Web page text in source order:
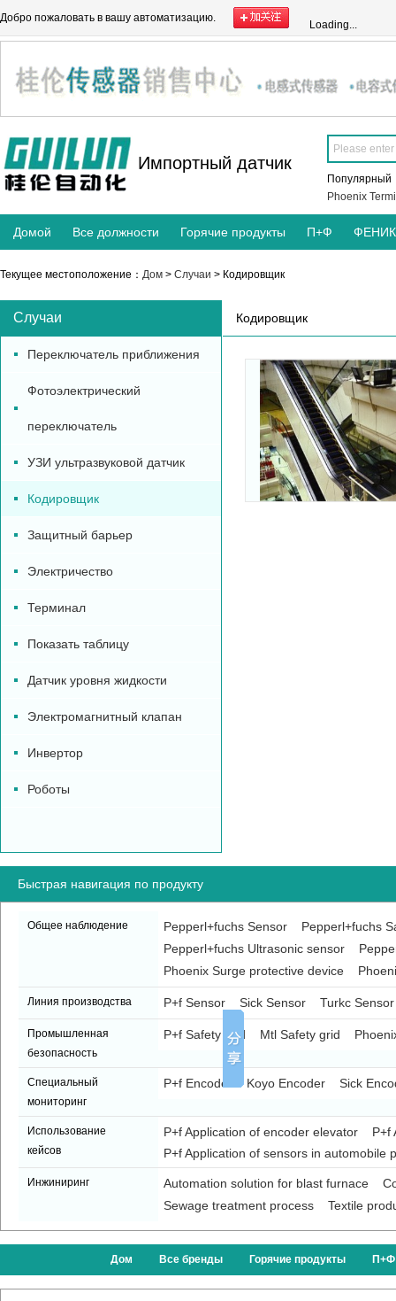
Добро пожаловать в вашу автоматизацию.
Loading...
Импортный датчик
Популярный
Phoenix
Домой Все должности Горячие продукты П+Ф
Текущее местоположение： Дом > Случаи > Кодировщик
Случаи
Переключатель приближения
Фотоэлектрический
переключатель
УЗИ ультразвуковой датчик
Кодировщик
Защитный барьер
Электричество
Терминал
Показать таблицу
Датчик уровня жидкости
Электромагнитный клапан
Инвертор
Роботы
Кодировщик
Быстрая навигация по продукту
Общее наблюдение Pepperl+fuchs Sensor
Pepperl+fuchs
Pepperl+fuchs Ultrasonic sensor
Phoenix Surge protective device
Линия производства P+f Sensor Sick Sensor Turkc Sensor
Промышленная
безопасность
P+f Safety grid Mtl Safety grid
Специальный
мониторинг
P+f Encoder Koyo Encoder Sick
Использование
кейсов
P+f Application of encoder elevator
P+f
P+f Application of sensors in automobile
Инжиниринг Automation solution for blast furnace
Sewage treatment process
Textile
Дом Все бренды Горячие продукты П+Ф